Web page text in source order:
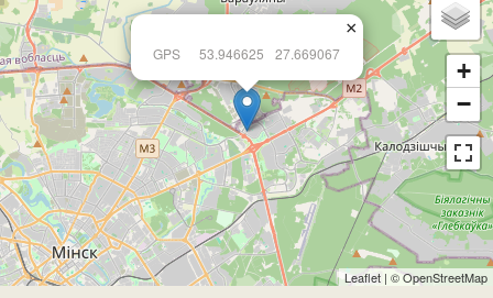
GPS 53.946625 27.669067
×
+
−
Leaflet | ©OpenStreetMap